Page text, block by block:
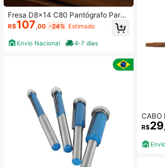
Fresa D8x14 C80 Pantógrafo Para
Alumínio E Pvc - Alto Padrão
R$107 ,00 -24% Estimado
Envio Nacional 4-7 dias
CABO
R$29